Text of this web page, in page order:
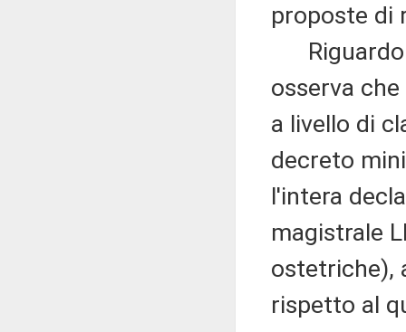
proposte di
Riguardo
osserva
a livello di
decreto
l'intera
magistrale
ostetriche),
rispetto al